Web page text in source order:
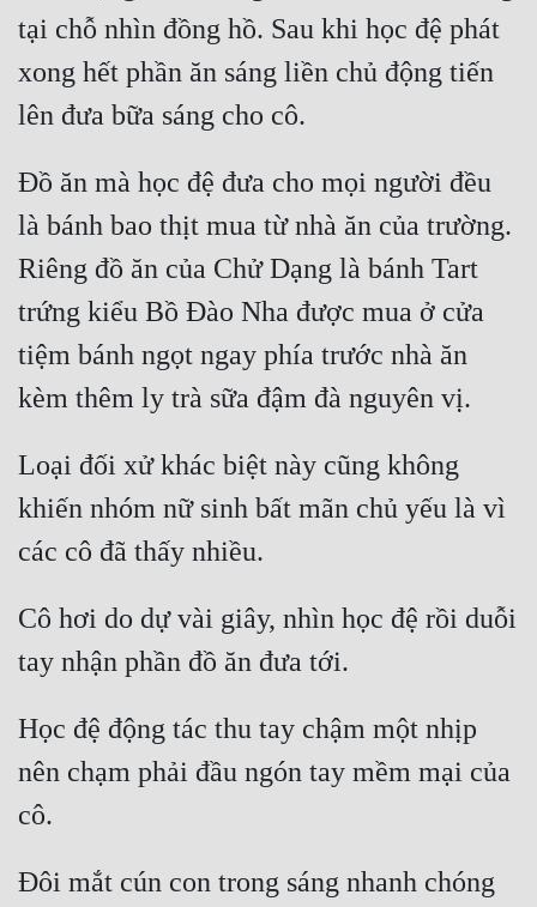
tại chỗ nhìn đồng hồ. Sau khi học đệ phát
xong hết phần ăn sáng liền chủ động tiến
lên đưa bữa sáng cho cô.
Đồ ăn mà học đệ đưa cho mọi người đều
là bánh bao thịt mua từ nhà ăn của trường.
Riêng đồ ăn của Chử Dạng là bánh Tart
trứng kiểu Bồ Đào Nha được mua ở cửa
tiệm bánh ngọt ngay phía trước nhà ăn
kèm thêm ly trà sữa đậm đà nguyên vị.
Loại đối xử khác biệt này cũng không
khiến nhóm nữ sinh bất mãn chủ yếu là vì
các cô đã thấy nhiều.
Cô hơi do dự vài giây, nhìn học đệ rồi duỗi
tay nhận phần đồ ăn đưa tới.
Học đệ động tác thu tay chậm một nhịp
nên chạm phải đầu ngón tay mềm mại của
cô.
Đôi mắt cún con trong sáng nhanh chóng